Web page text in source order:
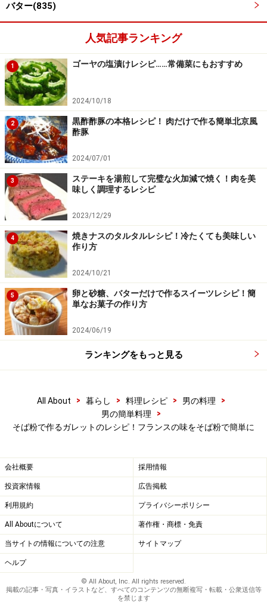
薄煙があがったら、普通のクレープを焼く要領で３の生
地を広げる。
5
完成。
２か所を折って扇形にして、ひっくり返し、生地が焼け
たら完成。ジャムや蜂蜜を塗って食べる。
バター(835)
人気記事ランキング
1 ゴーヤの塩漬けレシピ……常備菜にもおすすめ
2024/10/18
2
黒酢酢豚の本格レシピ！ 肉だけで作る簡単北京風
酢豚
2024/07/01
3
ステーキを湯煎して完璧な火加減で焼く！肉を美
味しく調理するレシピ
2023/12/29
4
焼きナスのタルタルレシピ！冷たくても美味しい
作り方
2024/10/21
5
卵と砂糖、バターだけで作るスイーツレシピ！簡
単なお菓子の作り方
2024/06/19
ランキングをもっと見る
All About > 暮らし > 料理レシピ > 男の料理
>
男の簡単料理
>
そば粉で作るガレットのレシピ！フランスの味をそば粉で簡単に
会社概要 採用情報
投資家情報 広告掲載
利用規約 プライバシーポリシー
All Aboutについて 著作権・商標・免責
当サイトの情報についての注意 サイトマップ
ヘルプ
© All About, Inc. All rights reserved.
掲載の記事・写真・イラストなど、すべてのコンテンツの無断複写・転載・公衆送信等
を禁じます